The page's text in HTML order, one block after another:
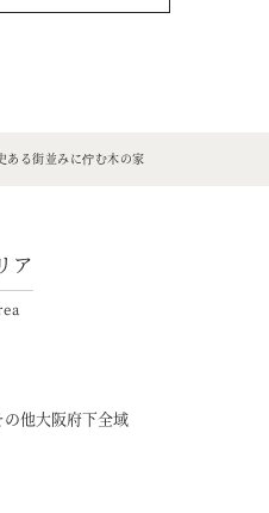
ある街並みに佇む木の家
ア
の他大阪府下全域